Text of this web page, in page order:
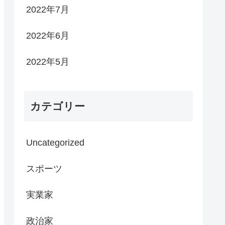
2022年7月
2022年6月
2022年5月
カテゴリー
Uncategorized
スポーツ
実業家
政治家